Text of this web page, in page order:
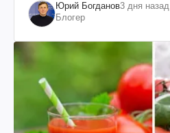
Юрий Богданов3 дня назад
Блогер